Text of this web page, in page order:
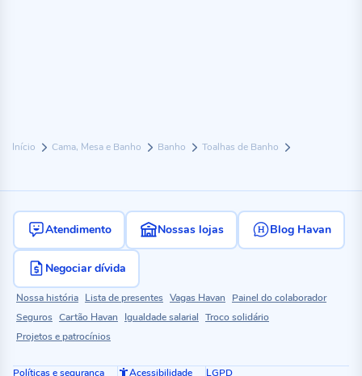
Início Cama, Mesa e Banho Banho Toalhas de Banho
Atendimento Nossas lojas Blog Havan
Negociar dívida
Nossa história Lista de presentes Vagas Havan
Painel do colaborador
Seguros Cartão Havan Igualdade salarial Troco solidário
Projetos e patrocínios
Políticas e segurança Acessibilidade LGPD